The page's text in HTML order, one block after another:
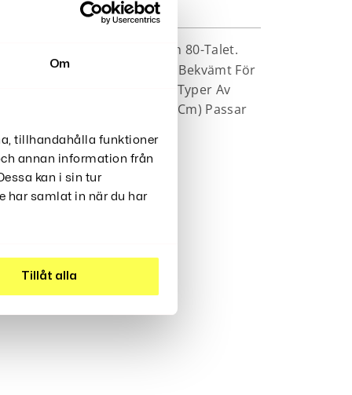
Om
tillhandahålla funktioner
annan information från
kan i sin tur
har samlat in när du har
Tillåt alla
Utseendet Från 70- Och 80-Talet.
Som Är Både Hållbart Och Bekvämt För
Gör Den Idealisk För Alla Typer Av
Hättstorlek (omkrets 57 Cm) Passar